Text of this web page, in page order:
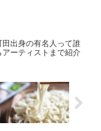
田出身の有名人って誰
ーティストまで紹介